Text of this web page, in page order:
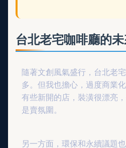
台北老宅咖啡廳的
隨著文創風氣盛行，台北老
多。但我也擔心，過度商業
有些新開的店，裝潢很漂亮
是賣氛圍。
另一方面，環保和永續議題